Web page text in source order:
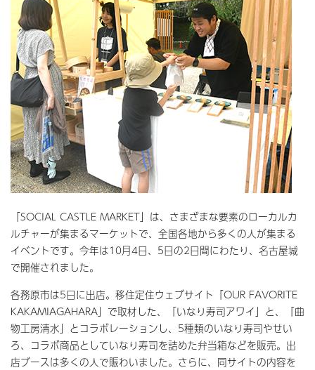
「SOCIAL CASTLE MARKET」は、さまざまな要素のローカルカ
ルチャーが集まるマーケットで、全国各地から多くの人が集まる
イベントです。今年は10月4日、5日の2日間にわたり、名古屋城
で開催されました。
各務原市は5日に出店。移住定住ウェブサイト「OUR FAVORITE
KAKAMIAGAHARA」で取材した、「いなり寿司アワイ」と、「曲
物工房清水」とコラボレーションし、5種類のいなり寿司やせい
ろ、コラボ商品としていなり寿司を詰めた弁当箱などを販売。出
店ブースは多くの人で賑わいました。さらに、同サイトの内容を